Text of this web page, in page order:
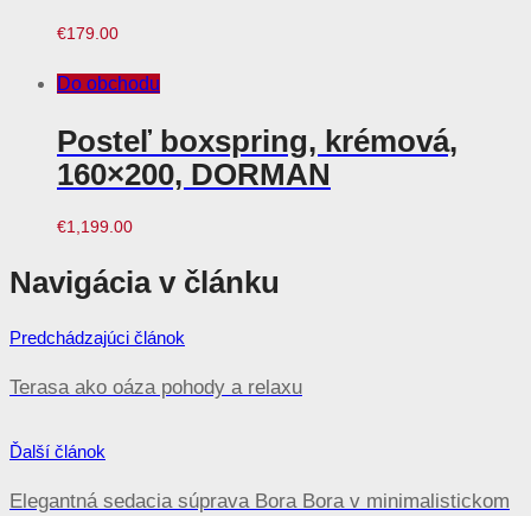
€179.00
Do obchodu
Posteľ boxspring, krémová,
160×200, DORMAN
€1,199.00
Navigácia v článku
Predchádzajúci článok
Terasa ako oáza pohody a relaxu
Ďalší článok
Elegantná sedacia súprava Bora Bora v minimalistickom